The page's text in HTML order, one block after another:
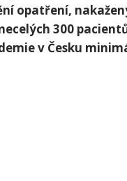
opatření,
300
v Česku